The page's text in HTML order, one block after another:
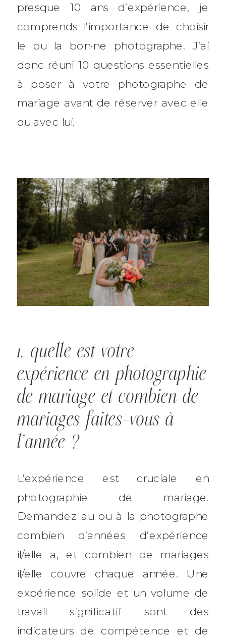
presque 10 ans d’expérience, je
comprends l’importance de choisir
le ou la bon·ne photographe. J’ai
donc réuni 10 questions essentielles
à poser à votre photographe de
mariage avant de réserver avec elle
ou avec lui.
1. quelle est votre
expérience en photographie
de mariage et combien de
mariages faites-vous à
l’année ?
L’expérience est cruciale en
photographie de mariage.
Demandez au ou à la photographe
combien d’années d’expérience
il/elle a, et combien de mariages
il/elle couvre chaque année. Une
expérience solide et un volume de
travail significatif sont des
indicateurs de compétence et de